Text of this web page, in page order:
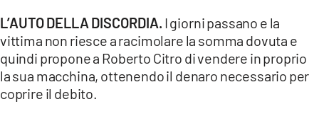
L’AUTO DELLA DISCORDIA. I giorni passano e la
vittima non riesce a racimolare la somma dovuta e
quindi propone a Roberto Citro di vendere in proprio
la sua macchina, ottenendo il denaro necessario per
coprire il debito.